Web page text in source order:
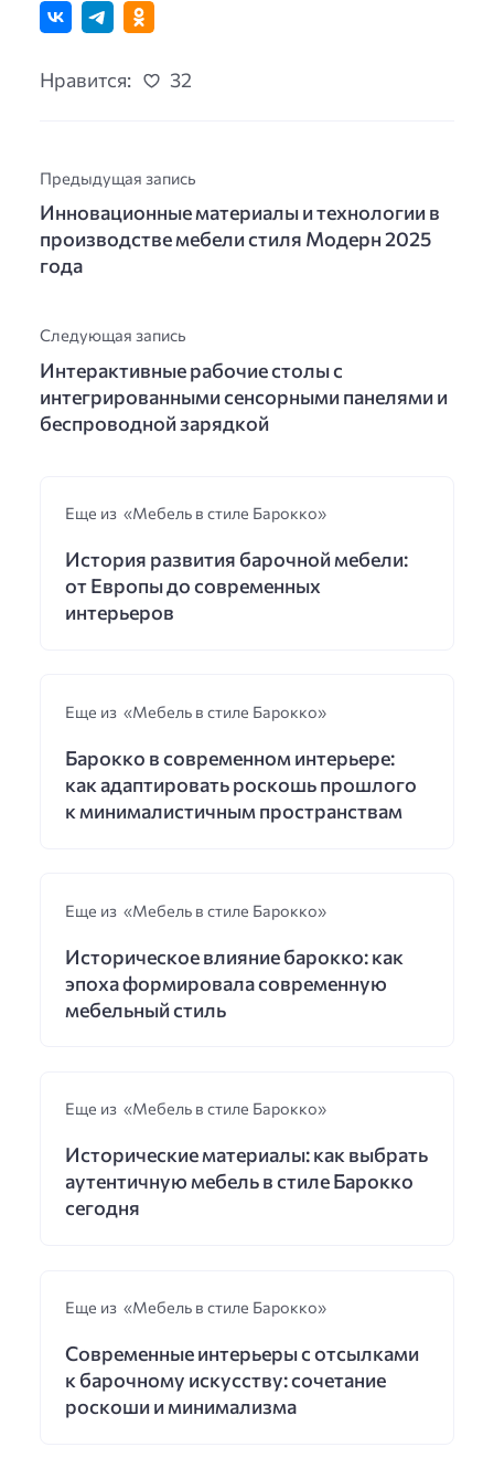
Нравится: 32
Предыдущая запись
Инновационные материалы и технологии в
производстве мебели стиля Модерн 2025
года
Следующая запись
Интерактивные рабочие столы с
интегрированными сенсорными панелями и
беспроводной зарядкой
Еще из «Мебель в стиле Барокко»
История развития барочной мебели:
от Европы до современных
интерьеров
Еще из «Мебель в стиле Барокко»
Барокко в современном интерьере:
как адаптировать роскошь прошлого
к минималистичным пространствам
Еще из «Мебель в стиле Барокко»
Историческое влияние барокко: как
эпоха формировала современную
мебельный стиль
Еще из «Мебель в стиле Барокко»
Исторические материалы: как выбрать
аутентичную мебель в стиле Барокко
сегодня
Еще из «Мебель в стиле Барокко»
Современные интерьеры с отсылками
к барочному искусству: сочетание
роскоши и минимализма